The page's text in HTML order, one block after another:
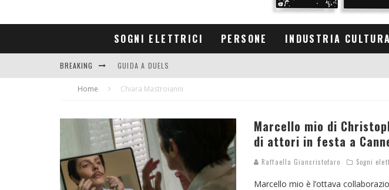
SOGNI ELETTRICI PERSONE INDUSTRIA
BREAKING GUIDA A DUELS
CONTRIBUTORS
Home Chiara Mastroianni
Marcello mio di
di attori in festa a
Raffaella Giancristofaro Sogni
Marcello mio è l’ottava